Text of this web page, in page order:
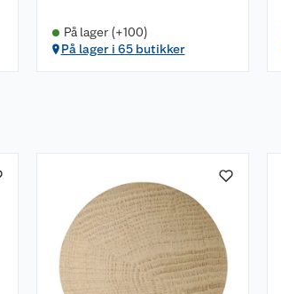
På lager (+100)
På lager i 65 butikker